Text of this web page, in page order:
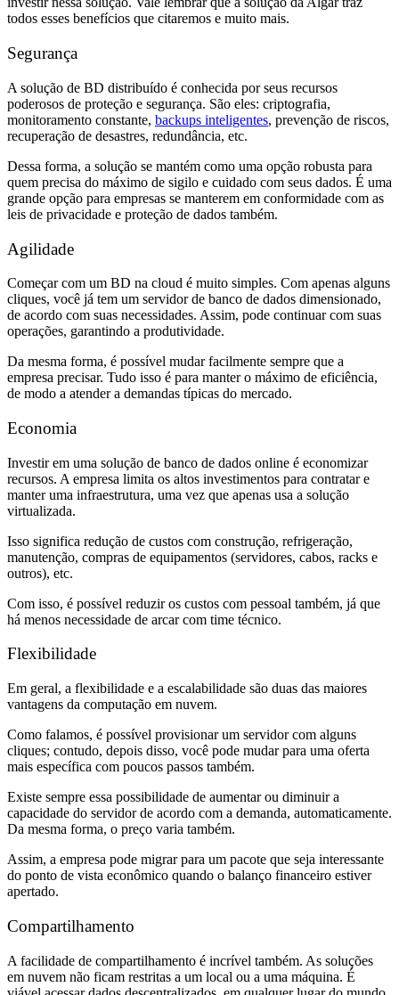
todos esses benefícios que citaremos e muito mais.
Segurança
A solução de BD distribuído é conhecida por seus recursos
poderosos de proteção e segurança. São eles: criptografia,
monitoramento constante, backups inteligentes, prevenção de riscos,
recuperação de desastres, redundância, etc.
Dessa forma, a solução se mantém como uma opção robusta para
quem precisa do máximo de sigilo e cuidado com seus dados. É uma
grande opção para empresas se manterem em conformidade com as
leis de privacidade e proteção de dados também.
Agilidade
Começar com um BD na cloud é muito simples. Com apenas alguns
cliques, você já tem um servidor de banco de dados dimensionado,
de acordo com suas necessidades. Assim, pode continuar com suas
operações, garantindo a produtividade.
Da mesma forma, é possível mudar facilmente sempre que a
empresa precisar. Tudo isso é para manter o máximo de eficiência,
de modo a atender a demandas típicas do mercado.
Economia
Investir em uma solução de banco de dados online é economizar
recursos. A empresa limita os altos investimentos para contratar e
manter uma infraestrutura, uma vez que apenas usa a solução
virtualizada.
Isso significa redução de custos com construção, refrigeração,
manutenção, compras de equipamentos (servidores, cabos, racks e
outros), etc.
Com isso, é possível reduzir os custos com pessoal também, já que
há menos necessidade de arcar com time técnico.
Flexibilidade
Em geral, a flexibilidade e a escalabilidade são duas das maiores
vantagens da computação em nuvem.
Como falamos, é possível provisionar um servidor com alguns
cliques; contudo, depois disso, você pode mudar para uma oferta
mais específica com poucos passos também.
Existe sempre essa possibilidade de aumentar ou diminuir a
capacidade do servidor de acordo com a demanda, automaticamente.
Da mesma forma, o preço varia também.
Assim, a empresa pode migrar para um pacote que seja interessante
do ponto de vista econômico quando o balanço financeiro estiver
apertado.
Compartilhamento
A facilidade de compartilhamento é incrível também. As soluções
em nuvem não ficam restritas a um local ou a uma máquina. É